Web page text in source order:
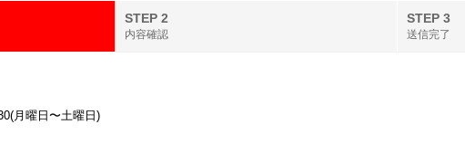
STEP 2
内容確認
STEP 3
送信完了
月曜日〜土曜日)